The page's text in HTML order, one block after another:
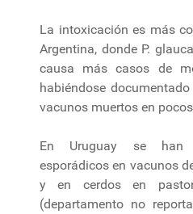
La intoxicación es más
Argentina, donde P.
causa más casos de
habiéndose
vacunos muertos en
En Uruguay se han
esporádicos en vacunos
y en cerdos en
(departamento no